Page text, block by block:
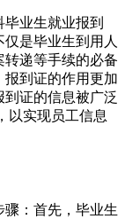
业生就业报到
是毕业生到用人
递等手续的必备
报到证的作用更加
证的信息被广泛
，以实现员工信息
：首先，毕业生